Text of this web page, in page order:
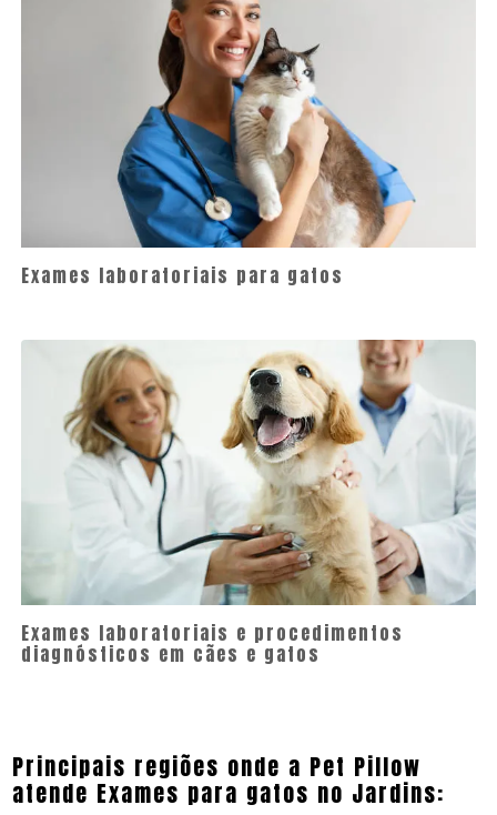
Exames laboratoriais para gatos
Exames laboratoriais e procedimentos
diagnósticos em cães e gatos
Principais regiões onde a Pet Pillow
atende Exames para gatos no Jardins: